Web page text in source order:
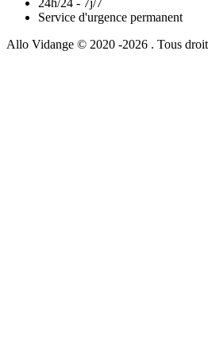
Service d'urgence permanent
Allo Vidange © 2020 -2026 . Tous